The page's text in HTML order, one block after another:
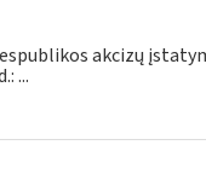
akcizų
...